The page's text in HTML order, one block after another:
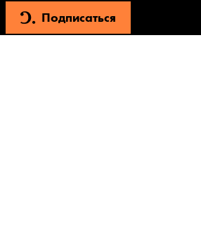
Подписаться